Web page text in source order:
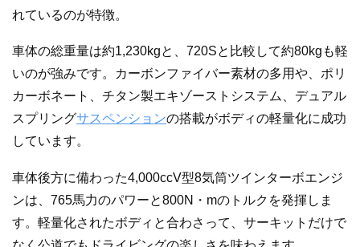
れているのが特徴。
車体の総重量は約1,230kgと、720Sと比較して約80kgも軽
いのが強みです。カーボンファイバー素材の多用や、ポリ
カーボネート、チタン製エキゾーストシステム、デュアル
スプリングサスペンションの搭載がボディの軽量化に成功
しています。
車体後方に備わった4,000ccV型8気筒ツインターボエンジ
ンは、765馬力のパワーと800N・mのトルクを発揮しま
す。軽量化されたボディと合わさって、サーキットだけで